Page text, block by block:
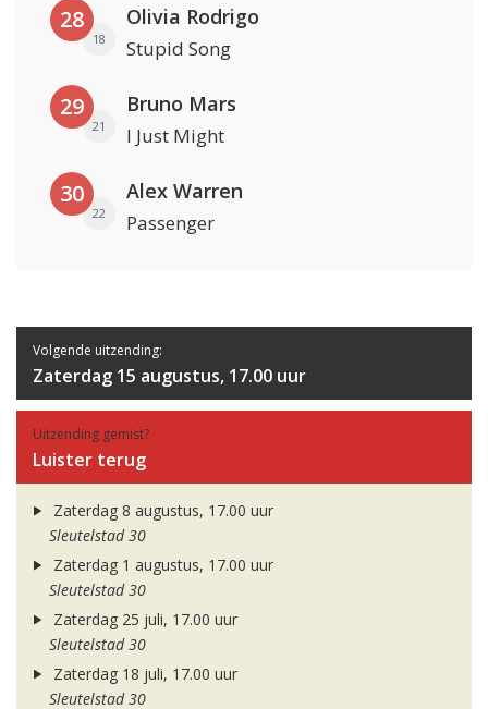
28
18
Olivia Rodrigo
Stupid Song
29
21
Bruno Mars
I Just Might
30
22
Alex Warren
Passenger
Volgende uitzending:
Zaterdag 15 augustus, 17.00 uur
Uitzending gemist?
Luister terug
Zaterdag 8 augustus, 17.00 uur
Sleutelstad 30
Zaterdag 1 augustus, 17.00 uur
Sleutelstad 30
Zaterdag 25 juli, 17.00 uur
Sleutelstad 30
Zaterdag 18 juli, 17.00 uur
Sleutelstad 30